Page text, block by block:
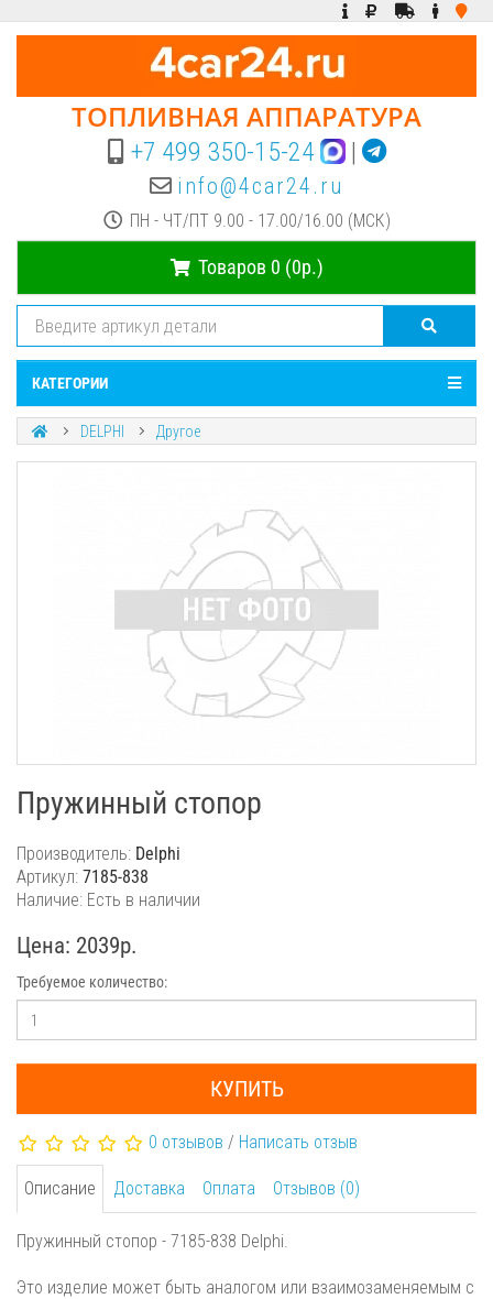
ТОПЛИВНАЯ АППАРАТУРА
+7 499 350-15-24 |
info@4car24.ru
ПН - ЧТ/ПТ 9.00 - 17.00/16.00 (МСК)
Товаров 0 (0р.)
КАТЕГОРИИ
DELPHI Другое
Пружинный стопор
Производитель: Delphi
Артикул: 7185-838
Наличие: Есть в наличии
Цена: 2039р.
Требуемое количество:
КУПИТЬ
0 отзывов / Написать отзыв
Описание Доставка Оплата Отзывов (0)
Пружинный стопор - 7185-838 Delphi.
Это изделие может быть аналогом или взаимозаменяемым с